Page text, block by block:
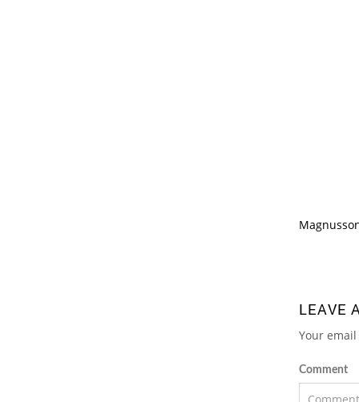
LEAVE
Your
Comment